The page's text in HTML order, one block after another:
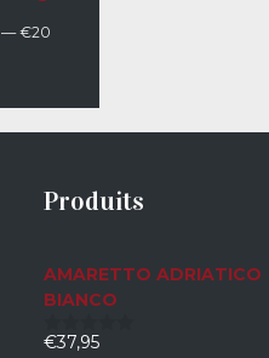
—€20
Produits
AMARETTO ADRIATICO
BIANCO
0
€37,95